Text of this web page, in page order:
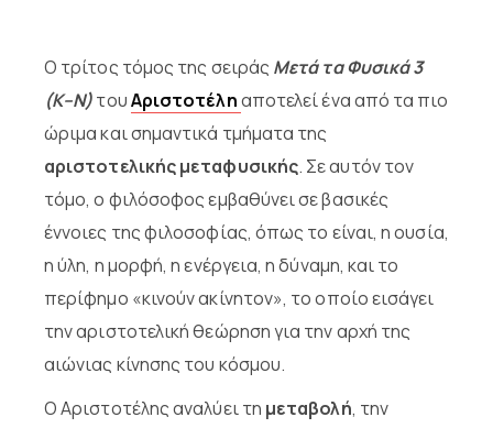
Ο τρίτος τόμος της σειράς Μετά τα Φυσικά 3
(Κ–Ν)τουΑριστοτέληαποτελεί ένα από τα πιο
ώριμα και σημαντικά τμήματα της
αριστοτελικής μεταφυσικής. Σε αυτόν τον
τόμο, ο φιλόσοφος εμβαθύνει σε βασικές
έννοιες της φιλοσοφίας, όπως το είναι, η ουσία,
η ύλη, η μορφή, η ενέργεια, η δύναμη, και το
περίφημο «κινούν ακίνητον», το οποίο εισάγει
την αριστοτελική θεώρηση για την αρχή της
αιώνιας κίνησης του κόσμου.
Ο Αριστοτέλης αναλύει τη μεταβολή, την